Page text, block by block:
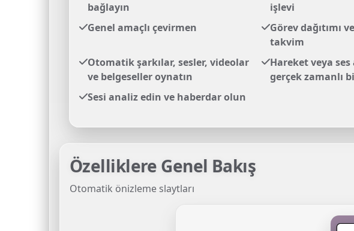
bağlayın
işlevi
Genel amaçlı çevirmen
Görev dağıtımı
takvim
Otomatik şarkılar, sesler, videolar
ve belgeseller oynatın
Hareket veya ses
gerçek zamanlı
Sesi analiz edin ve haberdar olun
Özelliklere Genel Bakış
Otomatik önizleme slaytları